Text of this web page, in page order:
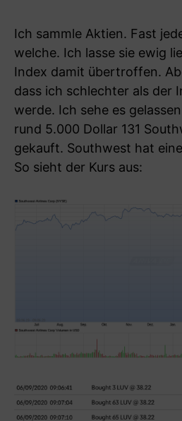
Ich sammle Aktien. Fast
welche. Ich lasse sie ewig
Index damit übertroffen.
dass ich schlechter als der
werde. Ich sehe es
rund 5.000 Dollar 131
gekauft. Southwest hat
So sieht der Kurs aus: